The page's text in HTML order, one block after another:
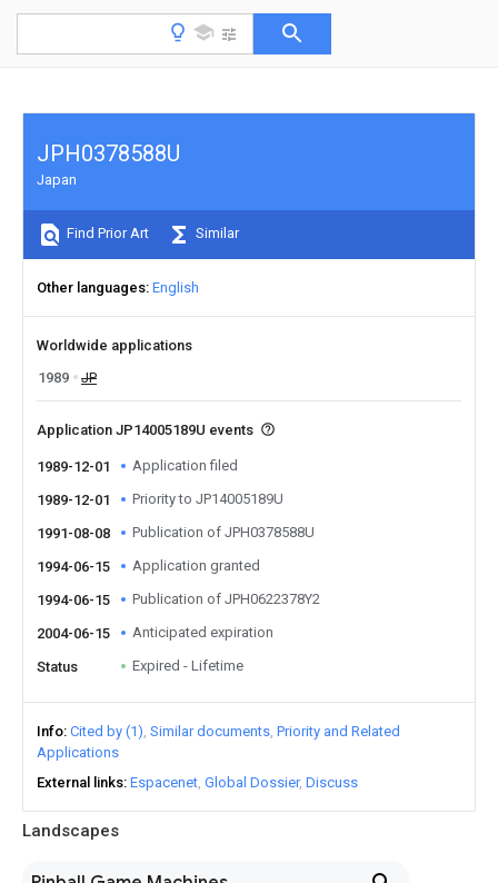
Landscapes
JPH0378588U
Japan
Find Prior Art Similar
Other languages English
Worldwide applications
1989
JP
Application JP14005189U events
1989-12-01 Application filed
1989-12-01 Priority to JP14005189U
1991-08-08 Publication of JPH0378588U
1994-06-15 Application granted
1994-06-15 Publication of JPH0622378Y2
2004-06-15 Anticipated expiration
Status Expired - Lifetime
Info Cited by (1) Similar documents Priority and Related
Applications
External links Espacenet Global Dossier Discuss